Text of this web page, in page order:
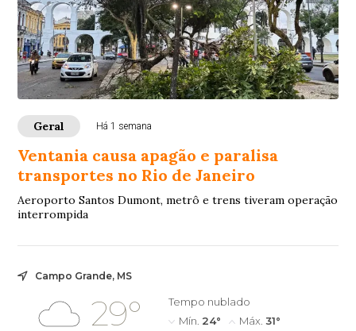
Geral Há 1 semana
Ventania causa apagão e paralisa
transportes no Rio de Janeiro
Aeroporto Santos Dumont, metrô e trens tiveram operação
interrompida
Campo Grande, MS
29°
Tempo nublado
Mín. 24° Máx. 31°